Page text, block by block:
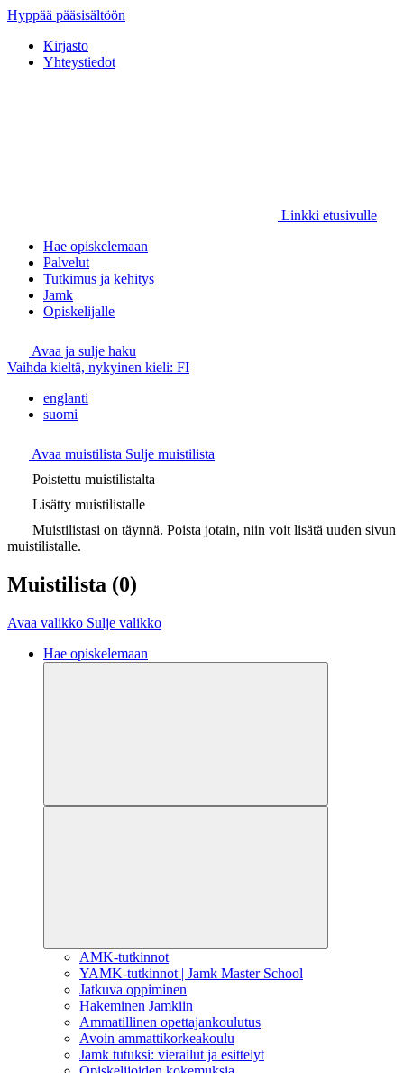
Hyppää pääsisältöön
Kirjasto
Yhteystiedot
Linkki etusivulle
Hae opiskelemaan
Palvelut
Tutkimus ja kehitys
Jamk
Opiskelijalle
Avaa ja sulje haku
Vaihda kieltä, nykyinen kieli: FI
englanti
suomi
Avaa muistilista Sulje muistilista
Poistettu muistilistalta
Lisätty muistilistalle
Muistilistasi on täynnä. Poista jotain, niin voit lisätä uuden sivun
muistilistalle.
Muistilista (0)
Avaa valikko Sulje valikko
Hae opiskelemaan
AMK-tutkinnot
YAMK-tutkinnot | Jamk Master School
Jatkuva oppiminen
Hakeminen Jamkiin
Ammatillinen opettajankoulutus
Avoin ammattikorkeakoulu
Jamk tutuksi: vierailut ja esittelyt